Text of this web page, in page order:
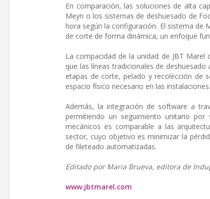
En comparación, las soluciones de alta
Meyn o los sistemas de deshuesado de
hora según la configuración. El sistema de
de corte de forma dinámica, un enfoque
La compacidad de la unidad de JBT
que las líneas tradicionales de
etapas de corte, pelado y recolección de
espacio físico necesario en las instalaciones.
Además, la integración de software a
permitiendo un seguimiento unitario
mecánicos es comparable a las
sector, cuyo objetivo es minimizar la
de fileteado automatizadas.
Editado por Maria Brueva, editora de
www.jbtmarel.com